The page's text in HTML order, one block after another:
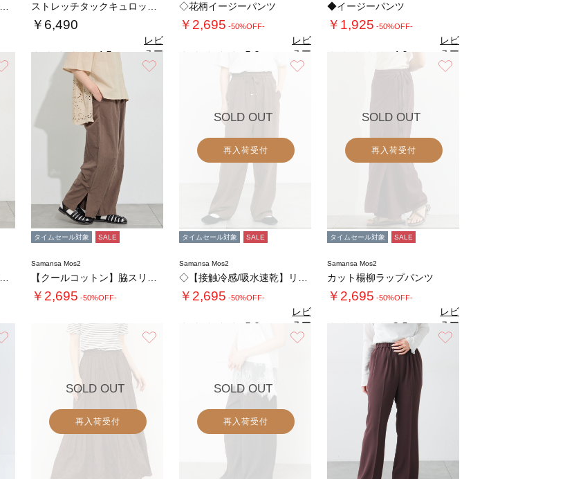
￥6,490
4.5（2）
レビ
ュー
を見
る
◇花柄イージーパンツ
￥2,695 -50%OFF-
5.0
レビ
ュー
を見
る
◆イージーパンツ
￥1,925 -50%OFF-
4.0（1）
レビ
ュー
を見
る
タイムセール対象 SALE
Samansa Mos2
￥2,695 -50%OFF-
SOLD OUT
再入荷受付
タイムセール対象 SALE
Samansa Mos2
￥2,695 -50%OFF-
5.0
レビ
ュー
を見
る
SOLD OUT
再入荷受付
タイムセール対象 SALE
Samansa Mos2
カット楊柳ラップパンツ
￥2,695 -50%OFF-
3.5（2）
レビ
ュー
を見
る
SOLD OUT
再入荷受付
SOLD OUT
再入荷受付